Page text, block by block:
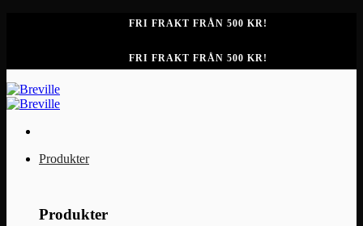
FRI FRAKT FRÅN 500 KR!
FRI FRAKT FRÅN 500 KR!
Produkter
Produkter